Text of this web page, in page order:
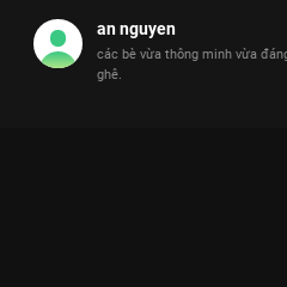
an nguyen
các bè vừa thông minh vừa
ghê.